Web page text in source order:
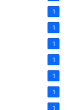
1
1
1
1
1
1
1